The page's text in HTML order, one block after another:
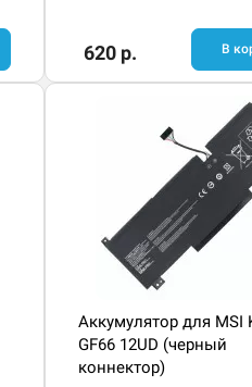
620 р. В
Аккумулятор для MSI
GF66 12UD (черный
коннектор)